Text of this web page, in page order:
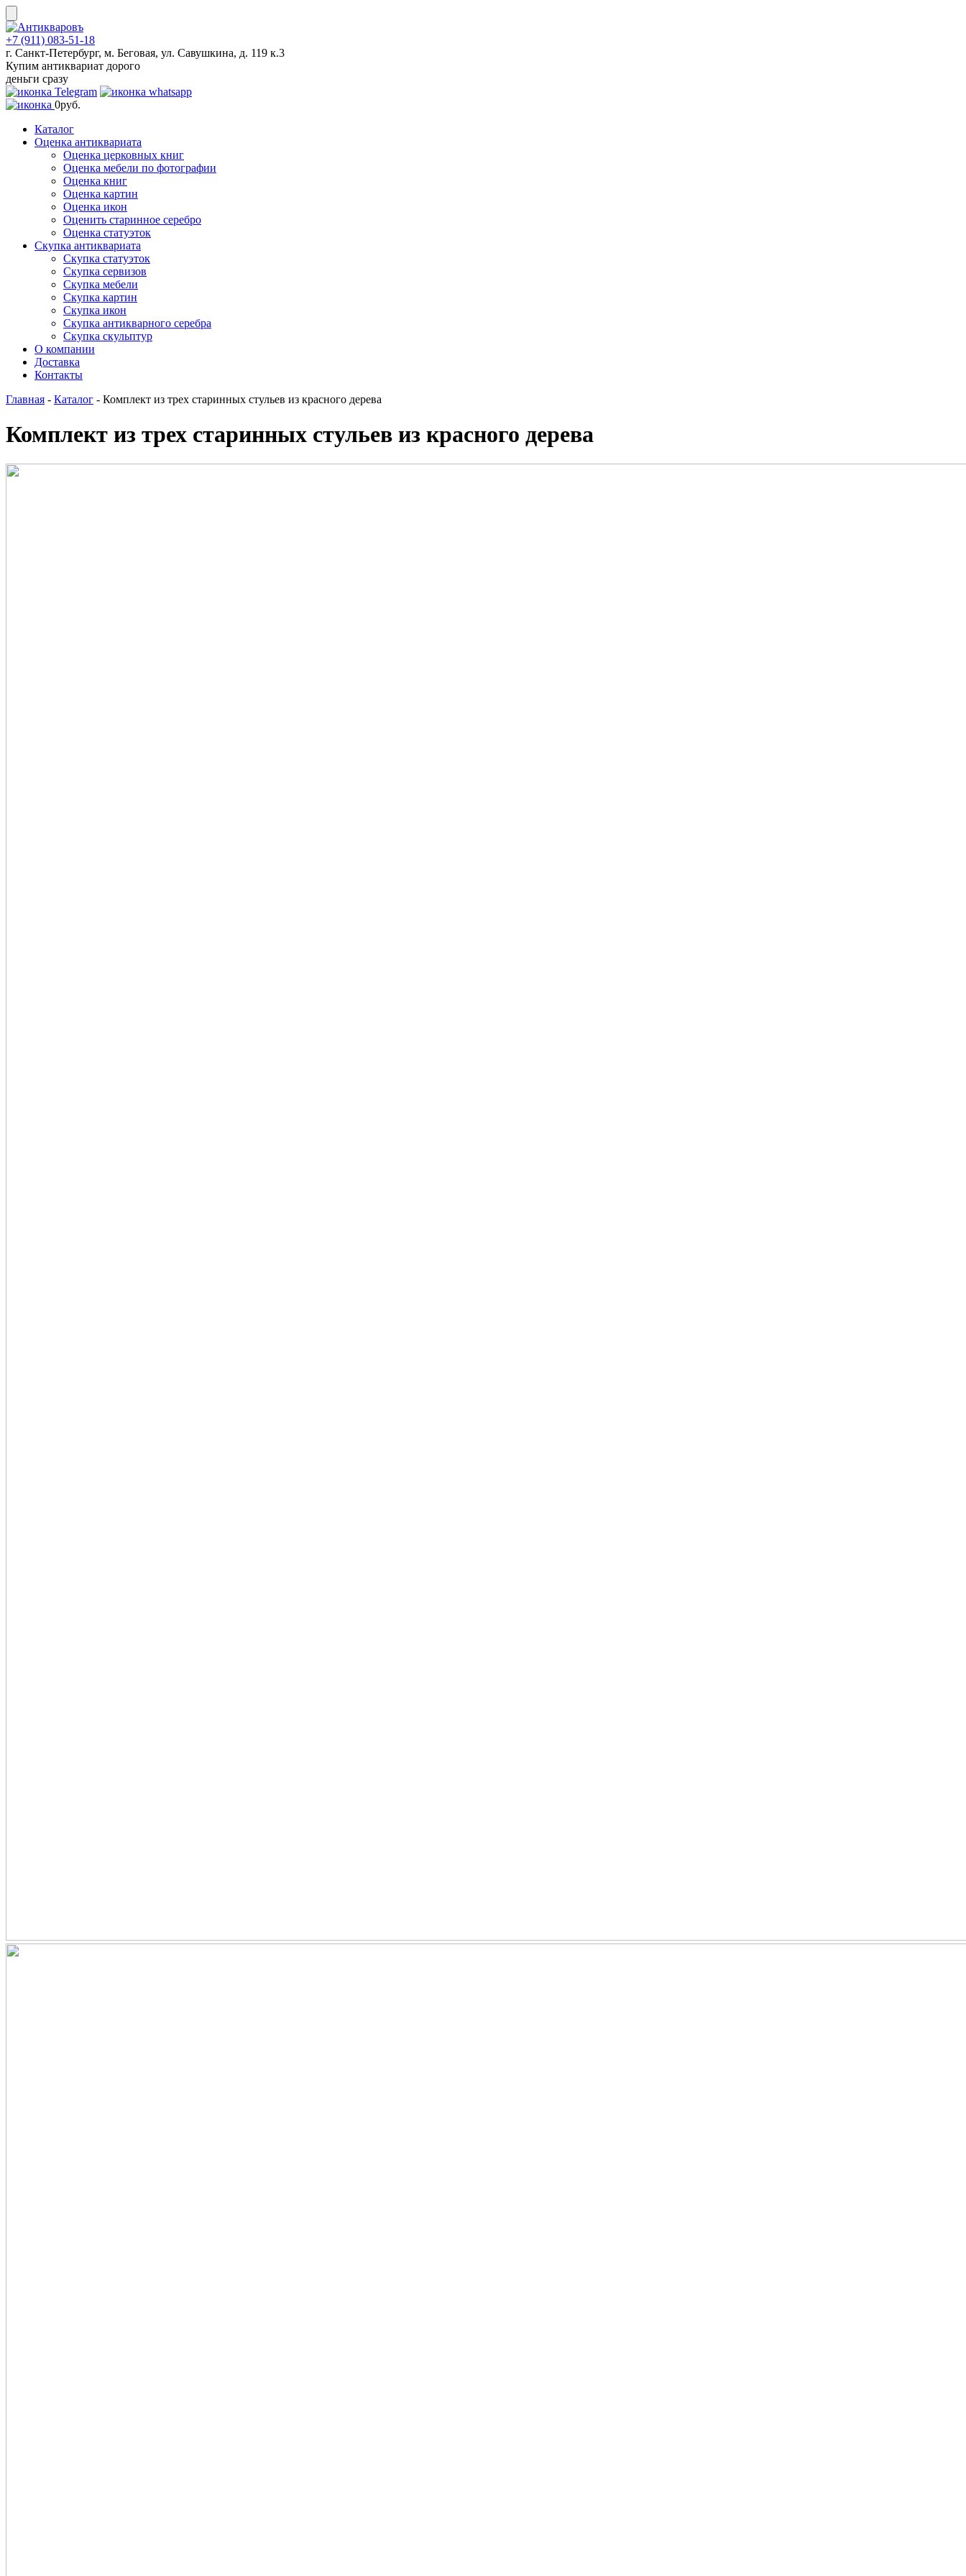
Skip
to
content
+7 (911) 083-51-18
г. Санкт-Петербург, м. Беговая, ул. Савушкина, д. 119 к.3
Купим антиквариат дорого
деньги сразу
0руб.
Каталог
Оценка антиквариата
Оценка церковных книг
Оценка мебели по фотографии
Оценка книг
Оценка картин
Оценка икон
Оценить старинное серебро
Оценка статуэток
Скупка антиквариата
Скупка статуэток
Скупка сервизов
Скупка мебели
Скупка картин
Скупка икон
Скупка антикварного серебра
Скупка скульптур
О компании
Доставка
Контакты
Главная - Каталог - Комплект из трех старинных стульев из красного дерева
Комплект из трех старинных стульев из красного дерева